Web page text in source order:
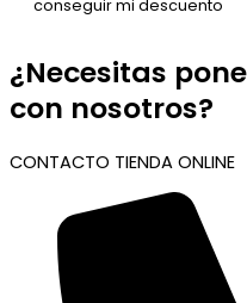
¿Necesitas
con nosotros?
CONTACTO TIENDA ONLINE